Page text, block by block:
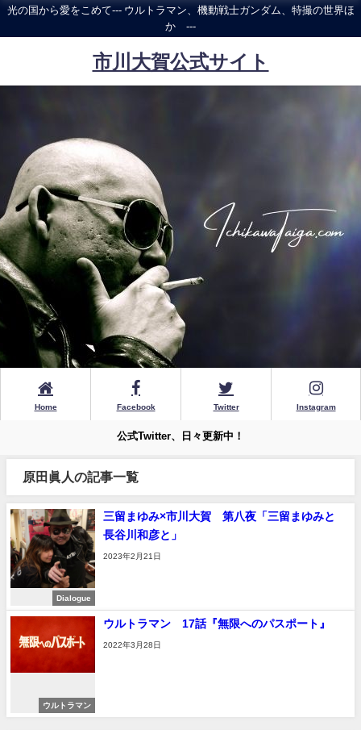
光の国から愛をこめて--- ウルトラマン、機動戦士ガンダム、特撮の世界ほ
か ---
市川大賀公式サイト
Home Facebook Twitter Instagram
公式Twitter、日々更新中！
原田眞人の記事一覧
Dialogue
三留まゆみ×市川大賀 第八夜「三留まゆみと
長谷川和彦と」
2023年2月21日
ウルトラマン
ウルトラマン 17話『無限へのパスポート』
2022年3月28日